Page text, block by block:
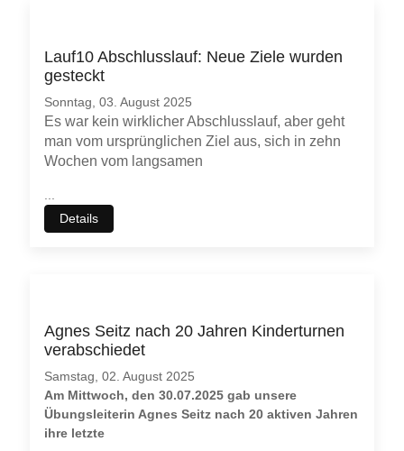
Lauf10 Abschlusslauf: Neue Ziele wurden
gesteckt
Sonntag, 03. August 2025
Es war kein wirklicher Abschlusslauf, aber geht
man vom ursprünglichen Ziel aus, sich in zehn
Wochen vom langsamen
Details
Agnes Seitz nach 20 Jahren Kinderturnen
verabschiedet
Samstag, 02. August 2025
Am Mittwoch, den 30.07.2025 gab unsere
Übungsleiterin Agnes Seitz nach 20 aktiven Jahren
ihre letzte